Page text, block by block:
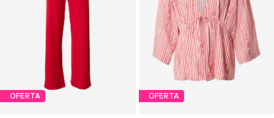
OFERTA OFERTA